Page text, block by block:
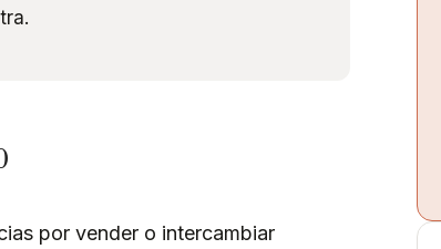
por vender o intercambiar